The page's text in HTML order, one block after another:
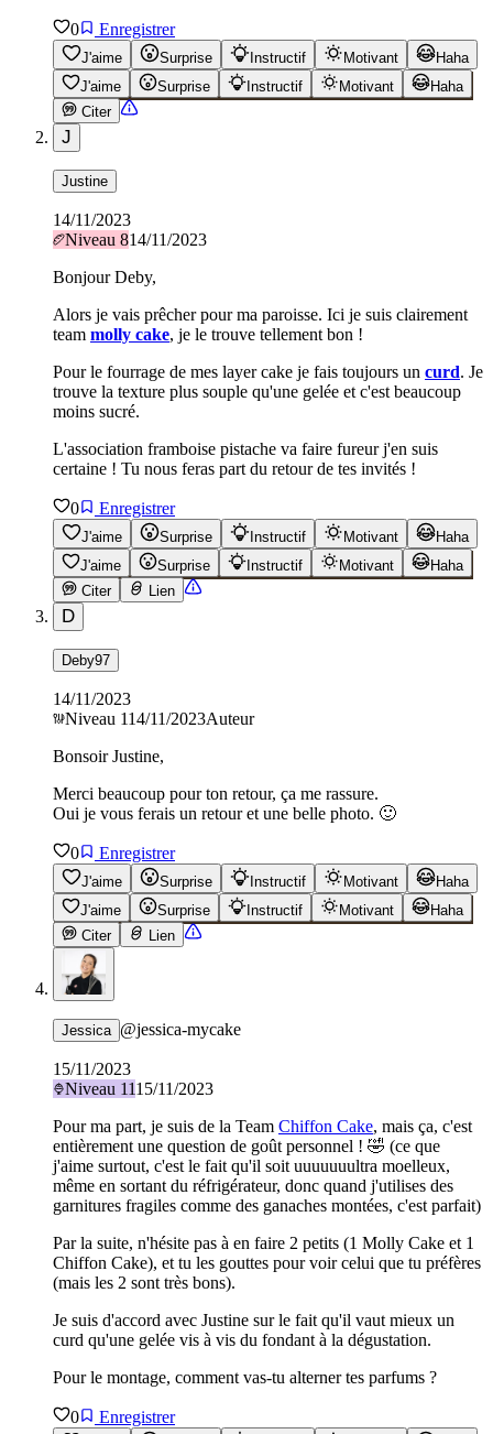
0 Enregistrer
J'aime Surprise Instructif Motivant
Haha
J'aime
Surprise Instructif Motivant
Haha
Citer
J
Justine
14/11/2023
Niveau 814/11/2023
Bonjour Deby,
Alors je vais prêcher pour ma paroisse. Ici je suis clairement
team molly cake, je le trouve tellement bon !
Pour le fourrage de mes layer cake je fais toujours un curd. Je
trouve la texture plus souple qu'une gelée et c'est beaucoup
moins sucré.
L'association framboise pistache va faire fureur j'en suis
certaine ! Tu nous feras part du retour de tes invités !
0 Enregistrer
J'aime Surprise Instructif Motivant
Haha
J'aime
Surprise Instructif Motivant
Haha
Citer
Lien
D
Deby97
14/11/2023
Niveau 114/11/2023Auteur
Bonsoir Justine,
Merci beaucoup pour ton retour, ça me rassure.
Oui je vous ferais un retour et une belle photo. 🙂
0 Enregistrer
J'aime Surprise Instructif Motivant
Haha
J'aime
Surprise Instructif Motivant
Haha
Citer
Lien
Jessica @jessica-mycake
15/11/2023
Niveau 1115/11/2023
Pour ma part, je suis de la Team Chiffon Cake, mais ça, c'est
entièrement une question de goût personnel ! 🤣 (ce que
j'aime surtout, c'est le fait qu'il soit uuuuuuultra moelleux,
même en sortant du réfrigérateur, donc quand j'utilises des
garnitures fragiles comme des ganaches montées, c'est parfait)
Par la suite, n'hésite pas à en faire 2 petits (1 Molly Cake et 1
Chiffon Cake), et tu les gouttes pour voir celui que tu préfères
(mais les 2 sont très bons).
Je suis d'accord avec Justine sur le fait qu'il vaut mieux un
curd qu'une gelée vis à vis du fondant à la dégustation.
Pour le montage, comment vas-tu alterner tes parfums ?
0 Enregistrer